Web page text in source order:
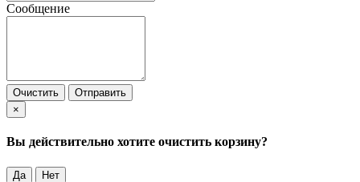
Сообщение
Очистить
Отправить
×
Вы действительно хотите очистить корзину?
Да Нет